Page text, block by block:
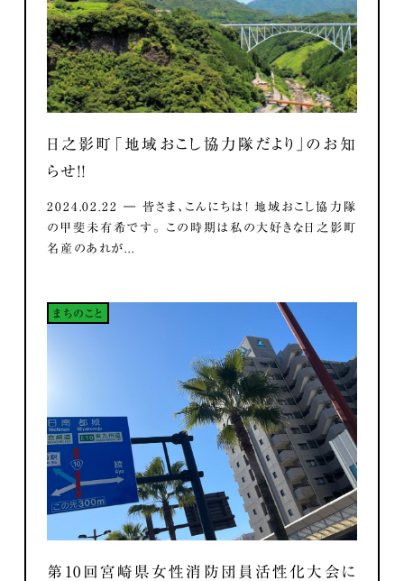
日之影町「地域おこし協力隊だより」のお知
らせ！！
2024.02.22 ― 皆さま、こんにちは！ 地域おこし協力隊
の甲斐未有希です。 この時期は私の大好きな日之影町
名産のあれが...
まちのこと
第10回宮崎県女性消防団員活性化大会に